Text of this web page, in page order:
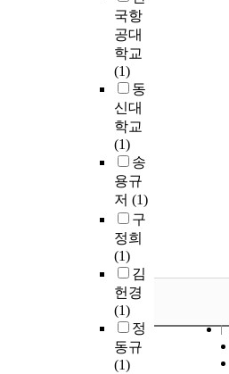
국항
공대
학교
(1)
동
신대
학교
(1)
송
용규
저 (1)
구
정희
(1)
김
헌경
(1)
정
동규
(1)